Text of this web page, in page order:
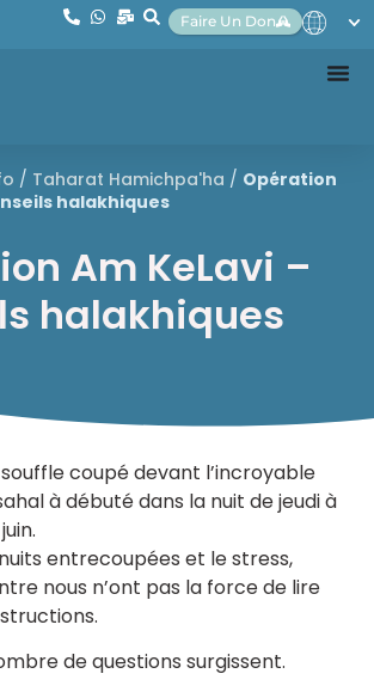
Faire Un Don
/ Taharat Hamichpa'ha / Opération
halakhiques
Am KeLavi –
halakhiques
coupé devant l’incroyable
à débuté dans la nuit de jeudi à
entrecoupées et le stress,
nous n’ont pas la force de lire
de questions surgissent.